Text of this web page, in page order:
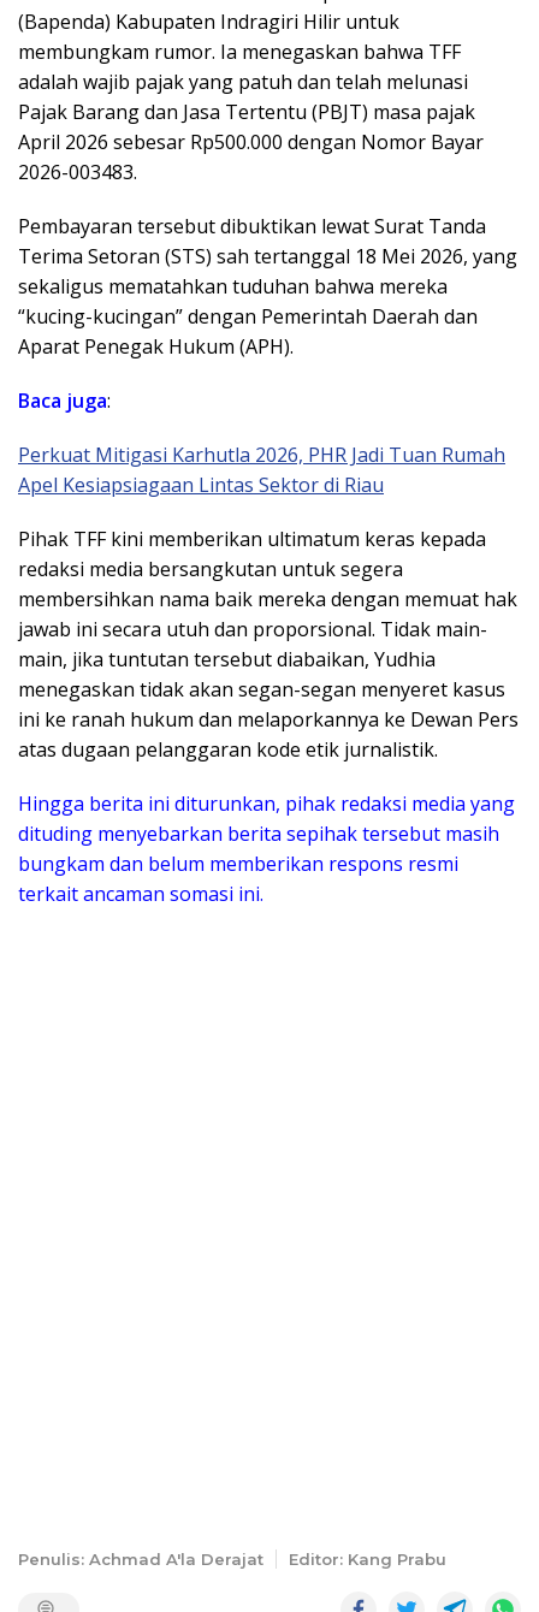
(Bapenda) Kabupaten Indragiri Hilir untuk
membungkam rumor. Ia menegaskan bahwa TFF
adalah wajib pajak yang patuh dan telah melunasi
Pajak Barang dan Jasa Tertentu (PBJT) masa pajak
April 2026 sebesar Rp500.000 dengan Nomor Bayar
2026-003483.
Pembayaran tersebut dibuktikan lewat Surat Tanda
Terima Setoran (STS) sah tertanggal 18 Mei 2026, yang
sekaligus mematahkan tuduhan bahwa mereka
“kucing-kucingan” dengan Pemerintah Daerah dan
Aparat Penegak Hukum (APH).
Baca juga:
Perkuat Mitigasi Karhutla 2026, PHR Jadi Tuan Rumah
Apel Kesiapsiagaan Lintas Sektor di Riau
​Pihak TFF kini memberikan ultimatum keras kepada
redaksi media bersangkutan untuk segera
membersihkan nama baik mereka dengan memuat hak
jawab ini secara utuh dan proporsional. Tidak main-
main, jika tuntutan tersebut diabaikan, Yudhia
menegaskan tidak akan segan-segan menyeret kasus
ini ke ranah hukum dan melaporkannya ke Dewan Pers
atas dugaan pelanggaran kode etik jurnalistik.
Hingga berita ini diturunkan, pihak redaksi media yang
dituding menyebarkan berita sepihak tersebut masih
bungkam dan belum memberikan respons resmi
terkait ancaman somasi ini.
Penulis: Achmad A'la Derajat Editor: Kang Prabu